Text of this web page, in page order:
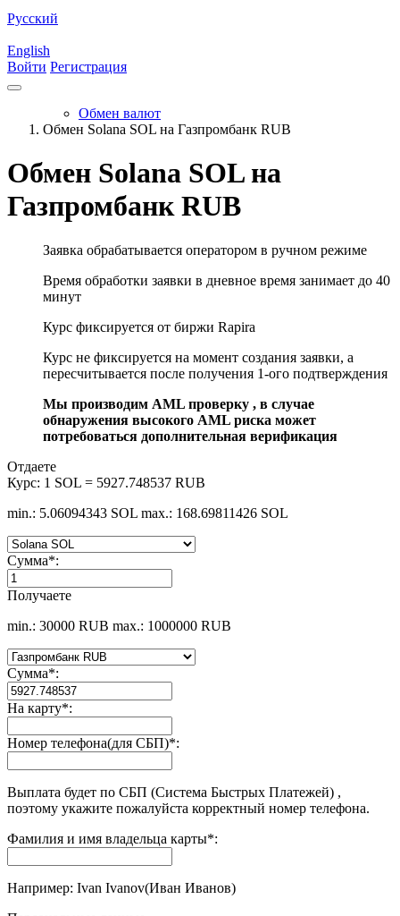
Русский
English
Войти Регистрация
Обмен валют
Обмен Solana SOL на Газпромбанк RUB
Обмен Solana SOL на
Газпромбанк RUB
Заявка обрабатывается оператором в ручном режиме
Время обработки заявки в дневное время занимает до 40
минут
Курс фиксируется от биржи Rapira
Курс не фиксируется на момент создания заявки, а
пересчитывается после получения 1-ого подтверждения
Мы производим AML проверку , в случае
обнаружения высокого AML риска может
потребоваться дополнительная верификация
Отдаете
Курс: 1 SOL = 5927.748537 RUB
min.: 5.06094343 SOL max.: 168.69811426 SOL
Сумма*:
Получаете
min.: 30000 RUB max.: 1000000 RUB
Сумма*:
На карту*:
Номер телефона(для СБП)*:
Выплата будет по СБП (Система Быстрых Платежей) ,
поэтому укажите пожалуйста корректный номер телефона.
Фамилия и имя владельца карты*:
Например: Ivan Ivanov(Иван Иванов)